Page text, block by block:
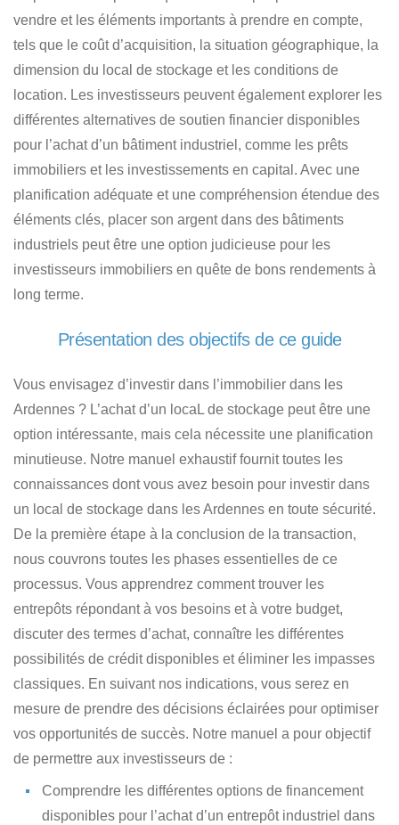
vendre et les éléments importants à prendre en compte,
tels que le coût d’acquisition, la situation géographique, la
dimension du local de stockage et les conditions de
location. Les investisseurs peuvent également explorer les
différentes alternatives de soutien financier disponibles
pour l’achat d’un bâtiment industriel , comme les prêts
immobiliers et les investissements en capital. Avec une
planification adéquate et une compréhension étendue des
éléments clés, placer son argent dans des bâtiments
industriels peut être une option judicieuse pour les
investisseurs immobiliers en quête de bons rendements à
long terme.
Présentation des objectifs de ce guide
Vous envisagez d’investir dans l’immobilier dans les
Ardennes ? L’achat d’un locaL de stockage peut être une
option intéressante, mais cela nécessite une planification
minutieuse. Notre manuel exhaustif fournit toutes les
connaissances dont vous avez besoin pour investir dans
un local de stockage dans les Ardennes en toute sécurité.
De la première étape à la conclusion de la transaction,
nous couvrons toutes les phases essentielles de ce
processus. Vous apprendrez commenttrouver les
entrepôts répondant à vos besoins et à votre budget,
discuter des termes d’achat, connaître les différentes
possibilités de crédit disponibles et éliminer les impasses
classiques. En suivant nos indications, vous serez en
mesure de prendre des décisions éclairées pour optimiser
vos opportunités de succès. Notre manuel a pour objectif
de permettre aux investisseurs de :
Comprendre les différentes options de financement
disponibles pour l’achat d’un entrepôt industriel dans